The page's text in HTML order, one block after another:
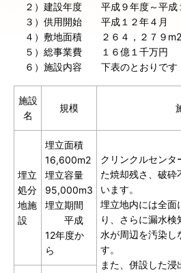
２）建設年度 平成９年度～平成
３）供用開始 平成１２年４月
４）敷地面積 ２６４，２７９m2
５）総事業費 １６億１千万円
６）施設内容 下表のとおりです
施設
名
規模
埋立
処分
地施
設
埋立面積
16,600m2
埋立容量
95,000m3
埋立期間
平成
12年度か
ら
クリンクルセンタ
た焼却残さ、破砕
います。
埋立地内には全面
り、さらに漏水
水が周辺を汚染し
す。
また、併設した浸